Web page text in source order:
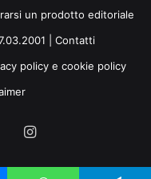
un prodotto editoriale
| Contatti
policy e cookie policy